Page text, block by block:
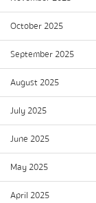
October 2025
September 2025
August 2025
July 2025
June 2025
May 2025
April 2025